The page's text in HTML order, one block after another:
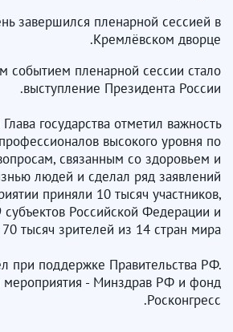
завершился пленарной сессией в
Кремлёвском дворце.
событием пленарной сессии стало
выступление Президента России.
государства отметил важность
высокого уровня по
связанным со здоровьем и
людей и сделал ряд заявлений.
приняли 10 тысяч участников,
субъектов Российской Федерации и
тысяч зрителей из 14 стран мира.
при поддержке Правительства РФ.
мероприятия - Минздрав РФ и фонд
Росконгресс.